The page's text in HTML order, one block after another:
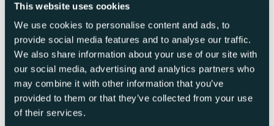
This website uses cookies
We use cookies to personalise content and ads, to
provide social media features and to analyse our traffic.
We also share information about your use of our site with
our social media, advertising and analytics partners who
may combine it with other information that you’ve
provided to them or that they’ve collected from your use
of their services.
itsestäänselvää. Päätösten ja kehityksen tueksi haetaan
aina dataa. Jos sitä ei ole, mietitään mistä sitä saataisiin.
Ymmärrä. Selvitä minkä tyyppisiä kehitystoimenpiteitä
yritys pystyy itse tekemään ja mikä on järkevintä ostaa
ulkopuolelta. Tyypillisiä esimerkkejä ovat
hakukoneoptimointi
hakusanamainonta,
ohjelmistokehitys